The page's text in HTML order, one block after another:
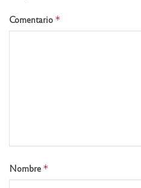
Comentario *
Nombre *